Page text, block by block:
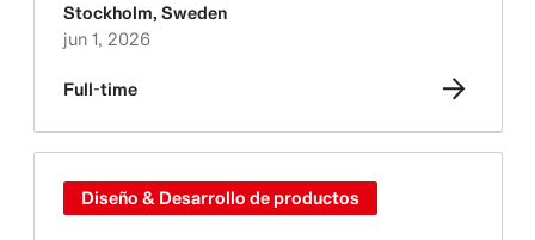
Stockholm, Sweden
jun 1, 2026
Full-time
Diseño & Desarrollo de productos